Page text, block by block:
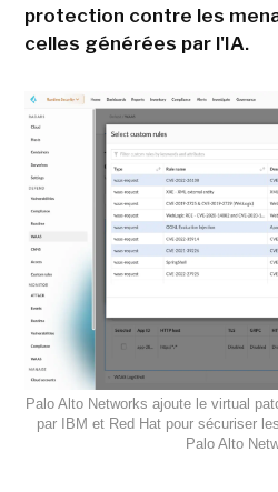
protection contre les
celles générées par l'IA.
Palo Alto Networks ajoute le virtual
par IBM et Red Hat pour sécuriser
Palo Alto